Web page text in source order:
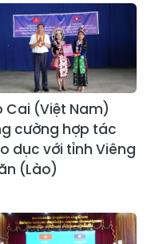
Cai (Việt Nam)
cường hợp tác
dục với tỉnh Viêng
(Lào)